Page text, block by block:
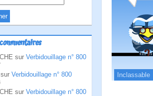
sur Verbidouillage n° 800
Verbidouillage n° 800
sur Verbidouillage n° 800
Inclassable